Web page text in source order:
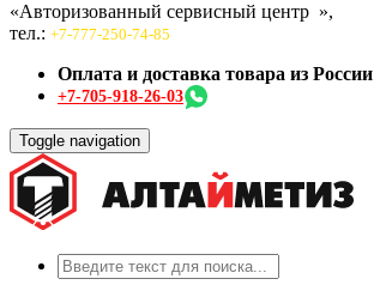
«Авторизованный сервисный центр »,
тел.: +7-777-250-74-85
Оплата и доставка товара из России
+7-705-918-26-03
Toggle navigation